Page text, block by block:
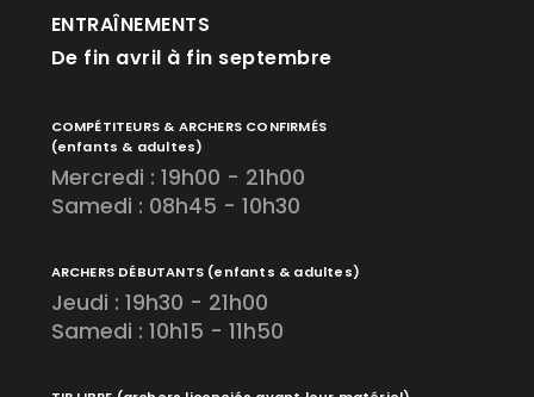
ENTRAÎNEMENTS
De fin avril à fin septembre
COMPÉTITEURS & ARCHERS CONFIRMÉS
(enfants & adultes)
Mercredi : 19h00 - 21h00
Samedi : 08h45 - 10h30
ARCHERS DÉBUTANTS (enfants & adultes)
Jeudi : 19h30 - 21h00
Samedi : 10h15 - 11h50